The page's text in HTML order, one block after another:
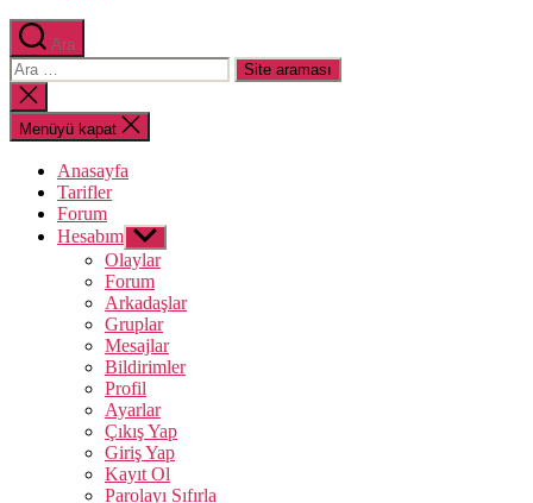
Ara
Arama
yap:
Aramayı
kapat
Menüyü kapat
Anasayfa
Tarifler
Forum
Hesabım Alt
menüyü
göster
Olaylar
Forum
Arkadaşlar
Gruplar
Mesajlar
Bildirimler
Profil
Ayarlar
Çıkış Yap
Giriş Yap
Kayıt Ol
Parolayı Sıfırla